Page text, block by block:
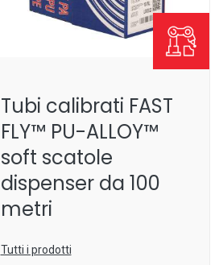
Tubi calibrati FAST
FLY™ PU-ALLOY™
soft scatole
dispenser da 100
metri
Tutti i prodotti